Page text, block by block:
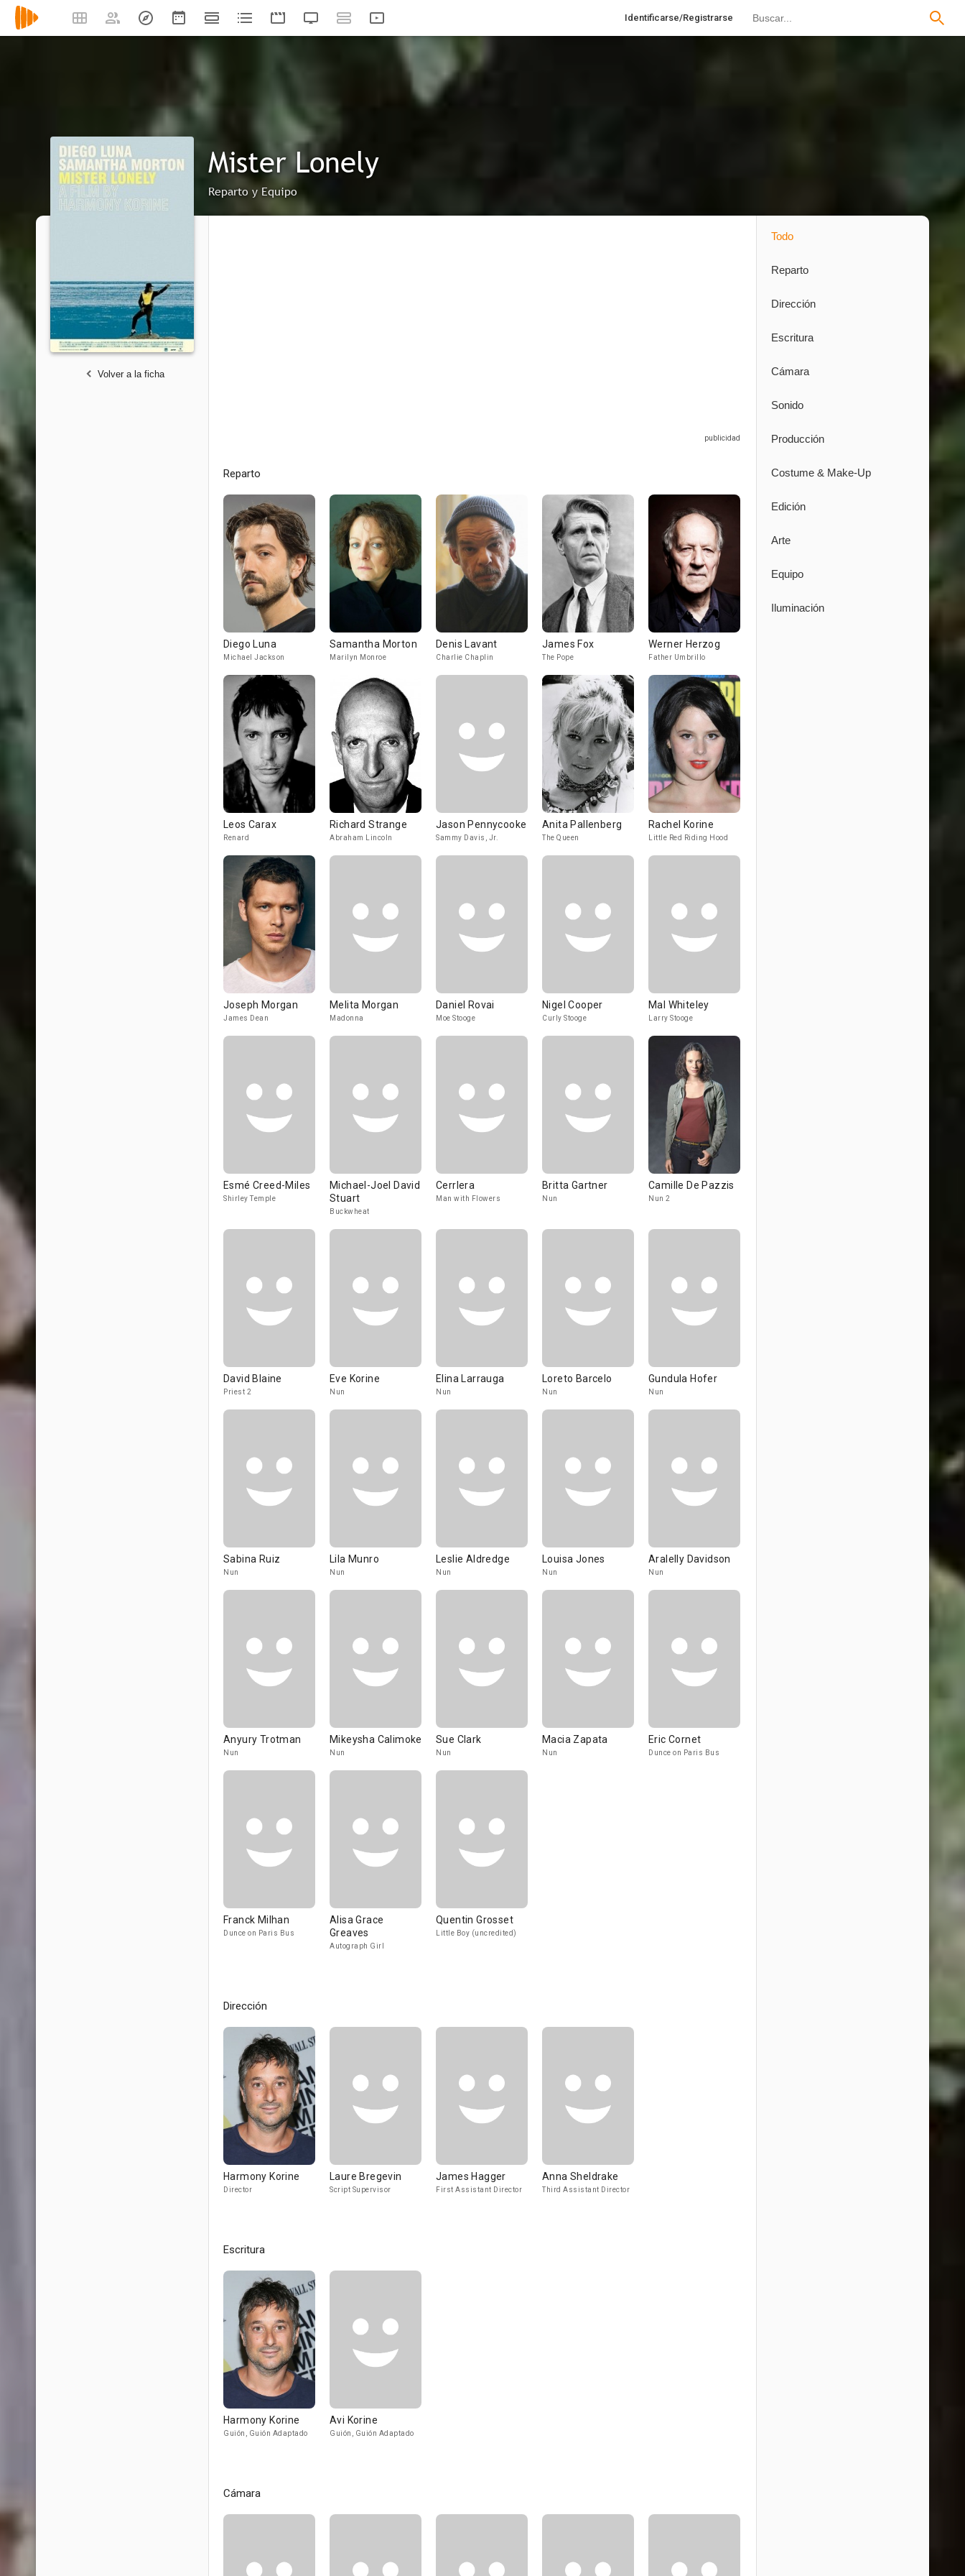
Identificarse/Registrarse
Mister Lonely
Reparto y Equipo
Volver a la ficha
Reparto
Diego Luna
Michael Jackson
Samantha Morton
Marilyn Monroe
Denis Lavant
Charlie Chaplin
James Fox
The Pope
Werner Herzog
Father Umbrillo
Leos Carax
Renard
Richard Strange
Abraham Lincoln
Jason Pennycooke
Sammy Davis, Jr.
Anita Pallenberg
The Queen
Rachel Korine
Little Red Riding Hood
Joseph Morgan
James Dean
Melita Morgan
Madonna
Daniel Rovai
Moe Stooge
Nigel Cooper
Curly Stooge
Mal Whiteley
Larry Stooge
Esmé Creed-Miles
Shirley Temple
Michael-Joel David
Stuart
Buckwheat
Cerrlera
Man with Flowers
Britta Gartner
Nun
Camille De Pazzis
Nun 2
David Blaine
Priest 2
Eve Korine
Nun
Elina Larrauga
Nun
Loreto Barcelo
Nun
Gundula Hofer
Nun
Sabina Ruiz
Nun
Lila Munro
Nun
Leslie Aldredge
Nun
Louisa Jones
Nun
Aralelly Davidson
Nun
Anyury Trotman
Nun
Mikeysha Calimoke
Nun
Sue Clark
Nun
Macia Zapata
Nun
Eric Cornet
Dunce on Paris Bus
Franck Milhan
Dunce on Paris Bus
Alisa Grace
Greaves
Autograph Girl
Quentin Grosset
Little Boy (uncredited)
Dirección
Harmony Korine
Director
Laure Bregevin
Script Supervisor
James Hagger
First Assistant Director
Anna Sheldrake
Third Assistant Director
Escritura
Harmony Korine
Guión, Guión Adaptado
Avi Korine
Guión, Guión Adaptado
Cámara
Todo
Reparto
Dirección
Escritura
Cámara
Sonido
Producción
Costume & Make-Up
Edición
Arte
Equipo
Iluminación